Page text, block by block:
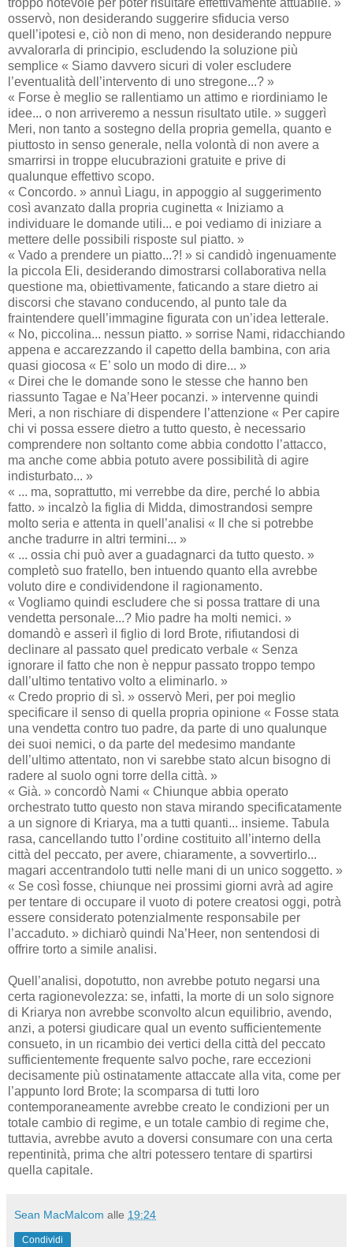
osservò, non desiderando suggerire sfiducia verso
quell’ipotesi e, ciò non di meno, non desiderando neppure
avvalorarla di principio, escludendo la soluzione più
semplice « Siamo davvero sicuri di voler escludere
l’eventualità dell’intervento di uno stregone...? »
« Forse è meglio se rallentiamo un attimo e riordiniamo le
idee... o non arriveremo a nessun risultato utile. » suggerì
Meri, non tanto a sostegno della propria gemella, quanto e
piuttosto in senso generale, nella volontà di non avere a
smarrirsi in troppe elucubrazioni gratuite e prive di
qualunque effettivo scopo.
« Concordo. » annuì Liagu, in appoggio al suggerimento
così avanzato dalla propria cuginetta « Iniziamo a
individuare le domande utili... e poi vediamo di iniziare a
mettere delle possibili risposte sul piatto. »
« Vado a prendere un piatto...?! » si candidò ingenuamente
la piccola Eli, desiderando dimostrarsi collaborativa nella
questione ma, obiettivamente, faticando a stare dietro ai
discorsi che stavano conducendo, al punto tale da
fraintendere quell’immagine figurata con un’idea letterale.
« No, piccolina... nessun piatto. » sorrise Nami, ridacchiando
appena e accarezzando il capetto della bambina, con aria
quasi giocosa « E’ solo un modo di dire... »
« Direi che le domande sono le stesse che hanno ben
riassunto Tagae e Na’Heer pocanzi. » intervenne quindi
Meri, a non rischiare di dispendere l’attenzione « Per capire
chi vi possa essere dietro a tutto questo, è necessario
comprendere non soltanto come abbia condotto l’attacco,
ma anche come abbia potuto avere possibilità di agire
indisturbato... »
« ... ma, soprattutto, mi verrebbe da dire, perché lo abbia
fatto. » incalzò la figlia di Midda, dimostrandosi sempre
molto seria e attenta in quell’analisi « Il che si potrebbe
anche tradurre in altri termini... »
« ... ossia chi può aver a guadagnarci da tutto questo. »
completò suo fratello, ben intuendo quanto ella avrebbe
voluto dire e condividendone il ragionamento.
« Vogliamo quindi escludere che si possa trattare di una
vendetta personale...? Mio padre ha molti nemici. »
domandò e asserì il figlio di lord Brote, rifiutandosi di
declinare al passato quel predicato verbale « Senza
ignorare il fatto che non è neppur passato troppo tempo
dall’ultimo tentativo volto a eliminarlo. »
« Credo proprio di sì. » osservò Meri, per poi meglio
specificare il senso di quella propria opinione « Fosse stata
una vendetta contro tuo padre, da parte di uno qualunque
dei suoi nemici, o da parte del medesimo mandante
dell’ultimo attentato, non vi sarebbe stato alcun bisogno di
radere al suolo ogni torre della città. »
« Già. » concordò Nami « Chiunque abbia operato
orchestrato tutto questo non stava mirando specificatamente
a un signore di Kriarya, ma a tutti quanti... insieme. Tabula
rasa, cancellando tutto l’ordine costituito all’interno della
città del peccato, per avere, chiaramente, a sovvertirlo...
magari accentrandolo tutti nelle mani di un unico soggetto. »
« Se così fosse, chiunque nei prossimi giorni avrà ad agire
per tentare di occupare il vuoto di potere creatosi oggi, potrà
essere considerato potenzialmente responsabile per
l’accaduto. » dichiarò quindi Na’Heer, non sentendosi di
offrire torto a simile analisi.
Quell’analisi, dopotutto, non avrebbe potuto negarsi una
certa ragionevolezza: se, infatti, la morte di un solo signore
di Kriarya non avrebbe sconvolto alcun equilibrio, avendo,
anzi, a potersi giudicare qual un evento sufficientemente
consueto, in un ricambio dei vertici della città del peccato
sufficientemente frequente salvo poche, rare eccezioni
decisamente più ostinatamente attaccate alla vita, come per
l’appunto lord Brote; la scomparsa di tutti loro
contemporaneamente avrebbe creato le condizioni per un
totale cambio di regime, e un totale cambio di regime che,
tuttavia, avrebbe avuto a doversi consumare con una certa
repentinità, prima che altri potessero tentare di spartirsi
quella capitale.
Sean MacMalcom alle 19:24
Condividi